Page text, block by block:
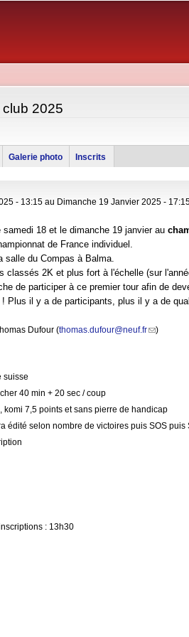
2025
Galerie photo Inscrits
- 13:15 au Dimanche 19 Janvier 2025 -
samedi 18 et le dimanche 19 janvier au
de France individuel.
salle du Compas à Balma.
classés 2K et plus fort à l'échelle (sur
de participer à ce premier tour afin de
! Plus il y a de participants, plus il y a de
Dufour (thomas.dufour@neuf.fr(link sends
)
suisse
40 min + 20 sec / coup
komi 7,5 points et sans pierre de handicap
édité selon nombre de victoires puis SOS puis
: 13h30